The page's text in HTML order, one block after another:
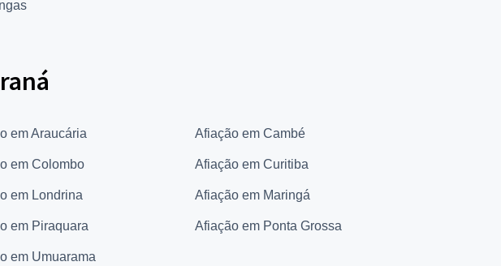
em Araucária Afiação em Cambé
em Colombo Afiação em Curitiba
em Londrina Afiação em Maringá
em Piraquara Afiação em Ponta Grossa
em Umuarama